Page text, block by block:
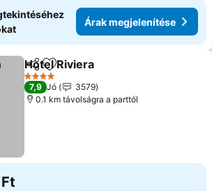
Árak megjelenítése
Megosztás
Hozzáadás a kedvencekhez
Hotel Riviera
4 Kategória
7,9 Jó
3579
0.1 km távolságra a parttól